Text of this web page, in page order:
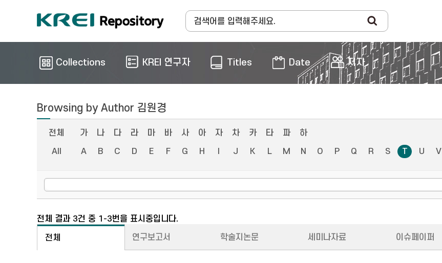
Collections KREI 연구자 Titles Date 저자
Browsing by Author 김원경
전체 가 나 다 라 마 바 사 아 자 차 카 타 파
하
All
A B C D E F G H J K L M N O P Q R S T U V
전체 결과 3건 중 1-3번을 표시중입니다.
전체 연구보고서 학술지논문 세미나자료 이슈페이퍼